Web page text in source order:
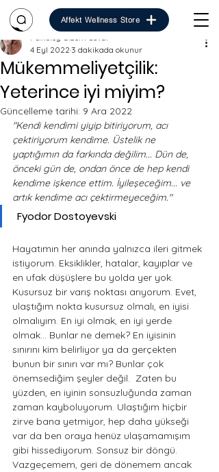
Affekt Wellness Store
Mükemmeliyetçilik:
Yeterince iyi miyim?
Psikolog Gizem Seval
4 Eyl 2022 3 dakikada okunur
Güncelleme tarihi: 9 Ara 2022
"Kendi kendimi yiyip bitiriyorum, acı
çektiriyorum kendime. Üstelik ne
yaptığımın da farkında değilim... Dün de,
önceki gün de, ondan önce de hep kendi
kendime işkence ettim. İyileşeceğim... ve
artık kendime acı çektirmeyeceğim."
Fyodor Dostoyevski
Hayatımın her anında yalnızca ileri gitmek
istiyorum. Eksiklikler, hatalar, kayıplar ve
en ufak düşüşlere bu yolda yer yok.
Kusursuz bir varış noktası arıyorum. Evet,
ulaştığım nokta kusursuz olmalı, en iyisi
olmalıyım. En iyi olmak, en iyi yerde
olmak... Bunlar ne demek? En iyisinin
sınırını kim belirliyor ya da gerçekten
bunun bir sınırı var mı? Bunlar çok
önemsediğim şeyler değil.  Zaten bu
yüzden, en iyinin sonsuzluğunda zaman
zaman kayboluyorum. Ulaştığım hiçbir
zirve bana yetmiyor, hep daha yükseği
var da ben oraya henüz ulaşamamışım
gibi hissediyorum. Sonsuz bir döngü.
Vazgeçemem, geri de dönemem ancak